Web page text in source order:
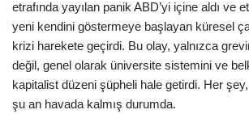
etrafında yayılan panik ABD’yi içine aldı ve
yeni kendini göstermeye başlayan küresel
krizi harekete geçirdi. Bu olay, yalnızca
değil, genel olarak üniversite sistemini ve
kapitalist düzeni şüpheli hale getirdi. Her
şu an havada kalmış durumda.